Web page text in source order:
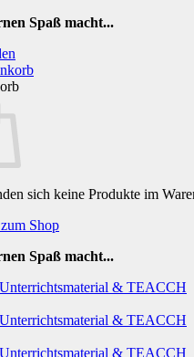
Spaß macht...
sich keine Produkte im
Shop
Spaß macht...